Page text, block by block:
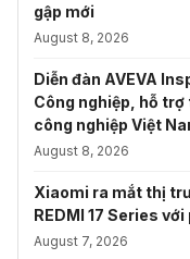
gập mới
August 8, 2026
Diễn đàn AVEVA
Công nghiệp, hỗ
công nghiệp Việt
August 8, 2026
Xiaomi ra mắt thị
REDMI 17 Series
August 7, 2026